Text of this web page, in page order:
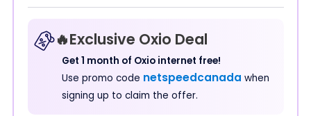
Halifax, Nova Scotia
Hamilton, Ontario
Calgary, Alberta
Ottawa, Ontario
Edmonton, Alberta
🔥Exclusive Oxio Deal
Get 1 month of Oxio internet free!
Use promo code netspeedcanada when
signing up to claim the offer.